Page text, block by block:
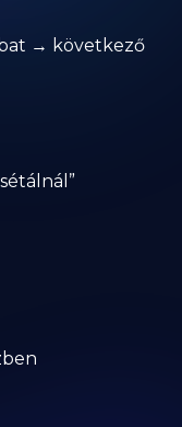
→ következő